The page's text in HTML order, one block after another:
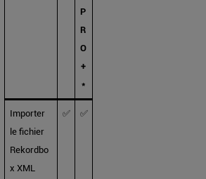
P
R
O
+
*
Importer
le fichier
Rekordbo
x XML
✅ ✅